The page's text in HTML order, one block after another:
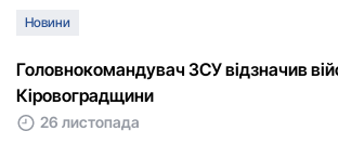
Новини
Головнокомандувач ЗСУ відзначив
Кіровоградщини
26 листопада